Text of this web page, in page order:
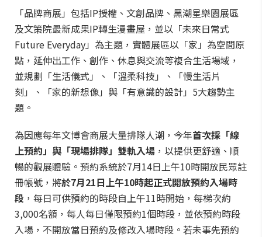
「品牌商展」包括IP授權、文創品牌、黑潮星樂園展區
及文策院最新成果IP轉生漫畫屋，並以「未來日常式
Future Everyday」為主題，實體展區以「家」為空間原
點，延伸出工作、創作、休息與交流等複合生活場域，
並規劃「生活儀式」、「溫柔科技」、「慢生活片
刻」、「家的新想像」與「有意識的設計」5大趨勢主
題。
為因應每年文博會商展大量排隊人潮，今年首次採「線
上預約」與「現場排隊」雙軌入場 ，以提供更舒適、順
暢的觀展體驗。預約系統於7月14日上午10時開放民眾註
冊帳號，將於7月21日上午10時起正式開放預約入場時
段 ，每日可供預約的時段自上午11時開始，每梯次約
3,000名額，每人每日僅限預約1個時段，並依預約時段
入場，不開放當日預約及修改入場時段。若未事先預約